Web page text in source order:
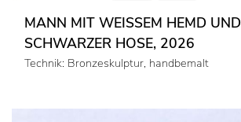
MANN MIT WEISSEM HEMD UND S
CHWARZER HOSE, 2026
Technik: Bronzeskulptur, handbemalt